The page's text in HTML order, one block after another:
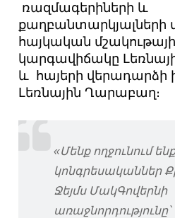
ռազմագերիների և
քաղբանտարկյալների
հայկական
կարգավիճակը
և հայերի վերադարձի
Լեռնային Ղարաբաղ։
«Մենք ողջունում
կոնգրեսականներ
Ջեյմս ՄակԳովերնի
առաջնորդությունը՝